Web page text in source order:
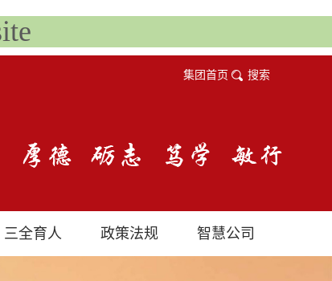
集团首页 搜索
三全育人 政策法规 智慧公司